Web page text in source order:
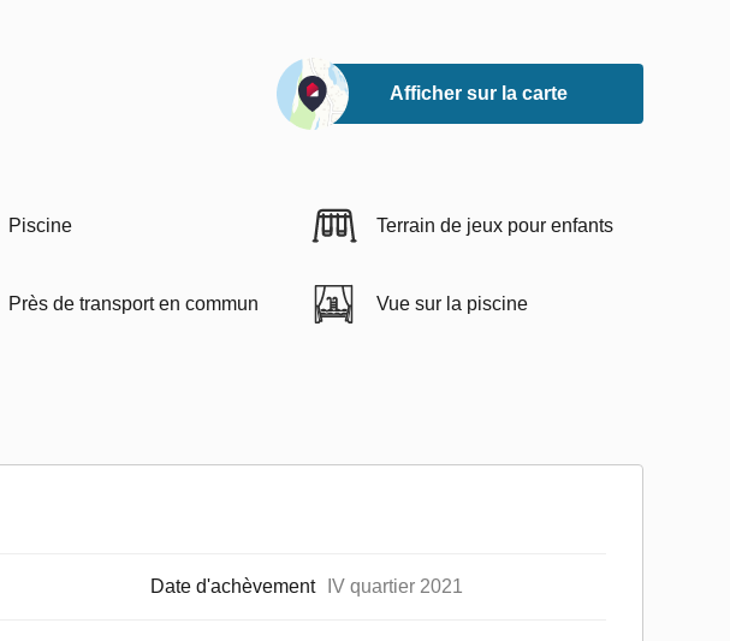
Afficher sur la carte
Piscine Terrain de jeux pour enfants
Près de transport en commun Vue sur la piscine
Date d'achèvement IV quartier 2021